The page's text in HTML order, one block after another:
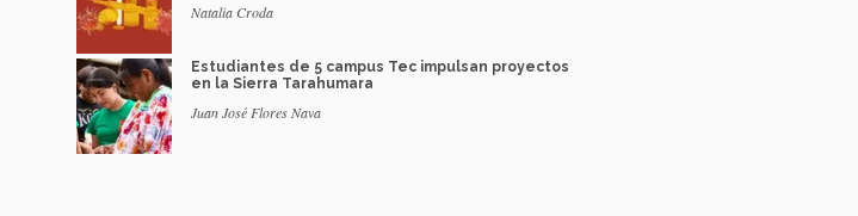
Natalia Croda
Estudiantes de 5 campus Tec impulsan proyectos
en la Sierra Tarahumara
Juan José Flores Nava